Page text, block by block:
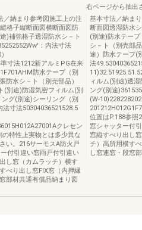
／納まり参考図施工上の注
格子縦断面図横断面図防
)補強格子透湿防水シ－ト
：内法寸法
寸法1212新アルミPG在来
防水テープ（別
防水シ－ト（別売部品）
(別途)防湿気密フィルム(別
グ(別途)シーリング（別
寸法50304036521528.5
クレセン
の特性上実物とは多少異な
い。216サーモスA防火戸
付引違い窓雨戸付引違い
し窓（カムラッチ）横す
べり出し窓FIX窓（内押縁
部材共通有償品納まり図
右ページから抽出
基本寸法／納ま
断面図透湿防水
(別途)防水テー
シ－ト（別売部
途）防水テープ(
法
ィルム(別途)透
ング(別途
(W-
位置はP.188参照
窓シャッター付
窓縦すべり出し
チ）高所用横す
し窓連窓・段窓